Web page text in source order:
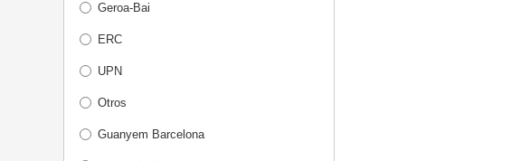
Geroa-Bai
ERC
UPN
Otros
Guanyem Barcelona